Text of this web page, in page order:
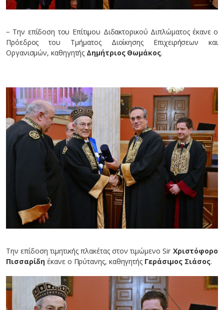
− Την επίδοση του Επίτιμου Διδακτορικού Διπλώματος έκανε ο
Πρόεδρος του Τμήματος Διοίκησης Επιχειρήσεων και
Οργανισμών, καθηγητής Δημήτριος Θωμάκος.
Την επίδοση τιμητικής πλακέτας στον τιμώμενο Sir Χριστόφορο
Πισσαρίδη έκανε ο Πρύτανης, καθηγητής Γεράσιμος Σιάσος.